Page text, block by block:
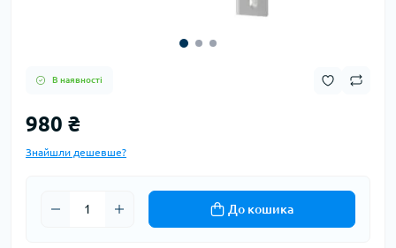
В наявності
980 ₴
Знайшли дешевше?
До кошика